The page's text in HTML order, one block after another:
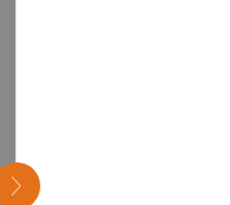
次のスライド